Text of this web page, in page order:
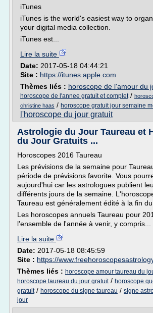
iTunes
iTunes is the world's easiest way to
your digital media collection.
iTunes est...
Lire la suite
Date: 2017-05-18 04:44:21
Site : https://itunes.apple.com
Thèmes liés : horoscope de l'amour du
horoscope de l'annee gratuit et complet/
christine haas / horoscope gratuit jour semaine
l'horoscope du jour gratuit
Astrologie du Jour Taureau et
du Jour Gratuits ...
Horoscopes 2016 Taureau
Les prévisions de la semaine pour
période de prévisions favorite. Vous
aujourd'hui car les astrologues publient
différents jours de la semaine.
Taureau est généralement édité à la fin du
Les horoscopes annuels Taureau pour
l'ensemble de l'année à venir, y compris...
Lire la suite
Date: 2017-05-18 08:45:59
Site : https://
Thèmes liés : horoscope amour taureau du
horoscope taureau du jour gratuit/ horoscope
gratuit/ horoscope du signe taureau / signe
jour